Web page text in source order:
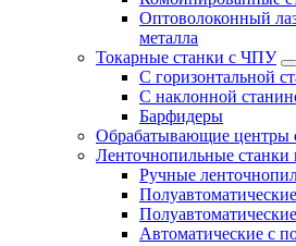
Оптоволоконный
металла
Токарные станки с ЧПУ
С горизонтальной
С наклонной
Барфидеры
Обрабатывающие
Ленточнопильные станки
Ручные
Автоматические с